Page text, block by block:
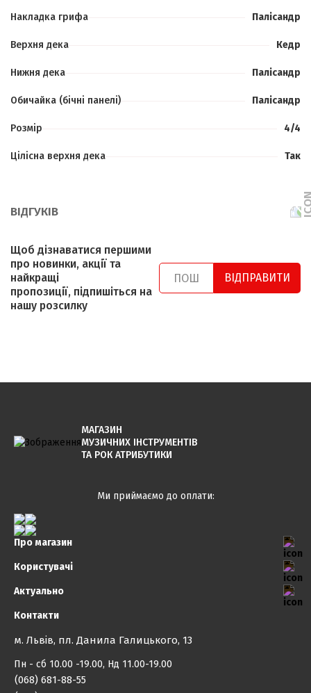
Накладка грифа Палісандр
Верхня дека Кедр
Нижня дека Палісандр
Обичайка (бічні панелі) Палісандр
Розмір 4/4
Цілісна верхня дека Так
ВІДГУКІВ
Щоб дізнаватися першими
про новинки, акції та
найкращі
пропозиції, підпишіться на
нашу розсилку
ВІДПРАВИТИ
МАГАЗИН
МУЗИЧНИХ ІНСТРУМЕНТІВ
ТА РОК АТРИБУТИКИ
Ми приймаємо до оплати:
Контакти
м. Львів, пл. Данила Галицького, 13
Пн - сб 10.00 -19.00, Нд 11.00-19.00
(068) 681-88-55
Про магазин
Користувачі
Актуально